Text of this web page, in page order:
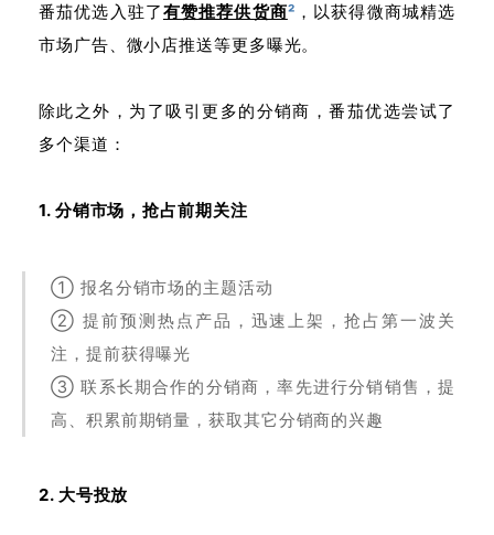
番茄优选入驻了有赞推荐供货商² ，以获得微商城精选
市场广告、微小店推送等更多曝光。
除此之外，为了吸引更多的分销商，番茄优选尝试了
多个渠道：
1. 分销市场，抢占前期关注
① 报名分销市场的主题活动
② 提前预测热点产品，迅速上架，抢占第一波关
注，提前获得曝光
③ 联系长期合作的分销商，率先进行分销销售，提
高、积累前期销量，获取其它分销商的兴趣
2. 大号投放